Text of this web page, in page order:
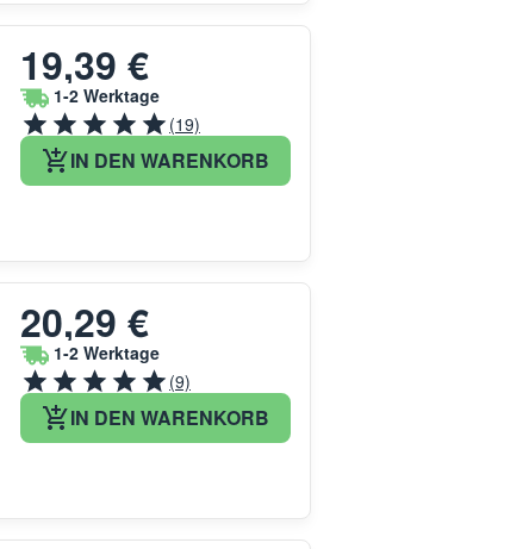
19,39 €
1-2 Werktage
(19)
IN DEN WARENKORB
20,29 €
1-2 Werktage
(9)
IN DEN WARENKORB